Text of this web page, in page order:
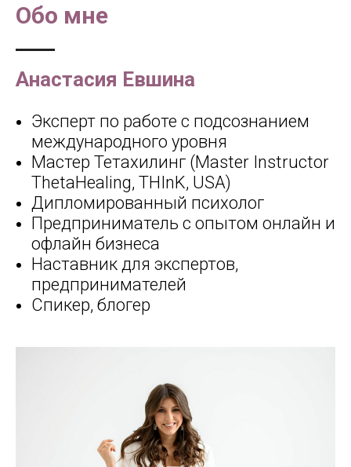
Обо мне
Анастасия Евшина
Эксперт по работе с подсознанием
международного уровня
Мастер Тетахилинг (Master Instructor
ThetaHealing, THInK, USA)
Дипломированный психолог
Предприниматель с опытом онлайн и
офлайн бизнеса
Наставник для экспертов,
предпринимателей
Спикер, блогер